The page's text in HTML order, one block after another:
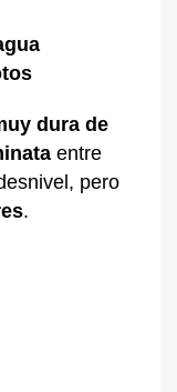
dura de
entre
pero
.